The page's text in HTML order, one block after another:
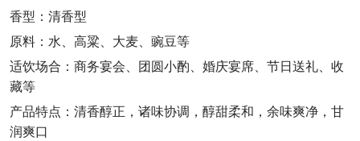
香型：清香型
原料：水、高粱、大麦、豌豆等
适饮场合：商务宴会、团圆小酌、婚庆宴席、节日送礼、收
藏等
产品特点：清香醇正，诸味协调，醇甜柔和，余味爽净，甘
润爽口